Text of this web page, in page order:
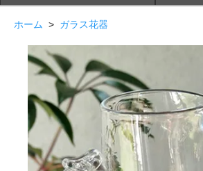
ホーム > ガラス花器